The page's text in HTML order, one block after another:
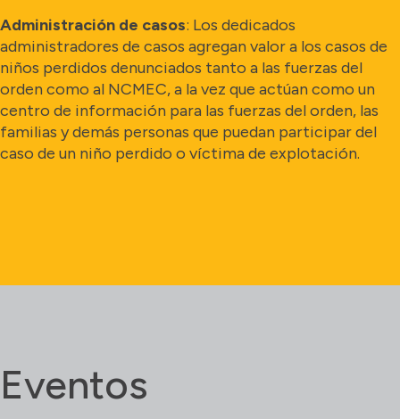
Administración de casos: Los dedicados
administradores de casos agregan valor a los casos de
niños perdidos denunciados tanto a las fuerzas del
orden como al NCMEC, a la vez que actúan como un
centro de información para las fuerzas del orden, las
familias y demás personas que puedan participar del
caso de un niño perdido o víctima de explotación.
Eventos